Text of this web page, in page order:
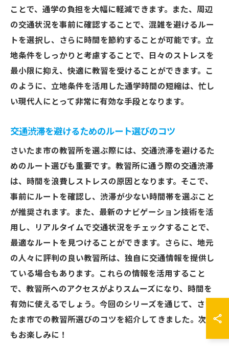
ことで、通学の負担を大幅に軽減できます。また、周辺
の交通状況を事前に確認することで、混雑を避けるルー
トを選択し、さらに時間を節約することが可能です。立
地条件をしっかりと考慮することで、日々のストレスを
最小限に抑え、快適に教習を受けることができます。こ
のように、立地条件を活用した通学時間の短縮は、忙し
い現代人にとって非常に有効な手段となります。
交通渋滞を避けるためのルート選びのコツ
さいたま市の教習所を選ぶ際には、交通渋滞を避けるた
めのルート選びも重要です。教習所に通う際の交通渋滞
は、時間を浪費しストレスの原因となります。そこで、
事前にルートを確認し、渋滞が少ない時間帯を選ぶこと
が推奨されます。また、最新のナビゲーション技術を活
用し、リアルタイムで交通状況をチェックすることで、
最適なルートを見つけることができます。さらに、地元
の人々に評判の良い教習所は、独自に交通情報を提供し
ている場合もあります。これらの情報を活用すること
で、教習所へのアクセスがよりスムーズになり、時間を
有効に使えるでしょう。今回のシリーズを通じて、さい
たま市での教習所選びのコツを紹介してきました。次回
もお楽しみに！